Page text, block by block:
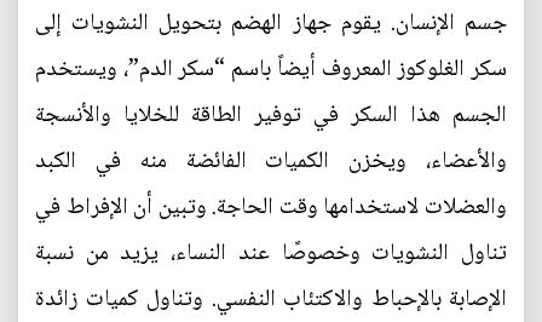
جسم الإنسان. يقوم جهاز الهضم بتحويل النشويات إلى
سكر الغلوكوز المعروف أيضاً باسم “سكر الدم”، ويستخدم
الجسم هذا السكر في توفير الطاقة للخلايا والأنسجة
والأعضاء، ويخزن الكميات الفائضة منه في الكبد
والعضلات لاستخدامها وقت الحاجة. وتبين أن الإفراط في
تناول النشويات وخصوصًا عند النساء، يزيد من نسبة
الإصابة بالإحباط والاكتئاب النفسي. وتناول كميات زائدة